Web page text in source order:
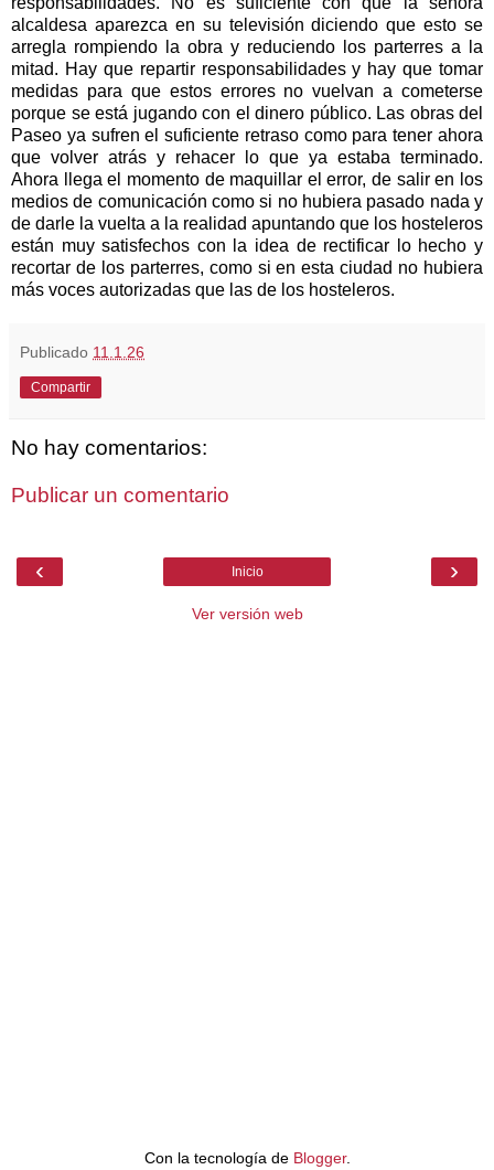
alcaldesa aparezca en su televisión diciendo que esto se
arregla rompiendo la obra y reduciendo los parterres a la
mitad. Hay que repartir responsabilidades y hay que tomar
medidas para que estos errores no vuelvan a cometerse
porque se está jugando con el dinero público. Las obras del
Paseo ya sufren el suficiente retraso como para tener ahora
que volver atrás y rehacer lo que ya estaba terminado.
Ahora llega el momento de maquillar el error, de salir en los
medios de comunicación como si no hubiera pasado nada y
de darle la vuelta a la realidad apuntando que los hosteleros
están muy satisfechos con la idea de rectificar lo hecho y
recortar de los parterres, como si en esta ciudad no hubiera
más voces autorizadas que las de los hosteleros.
Publicado 11.1.26
Compartir
No hay comentarios:
Publicar un comentario
‹ ›
Inicio
Ver versión web
Con la tecnología de Blogger.